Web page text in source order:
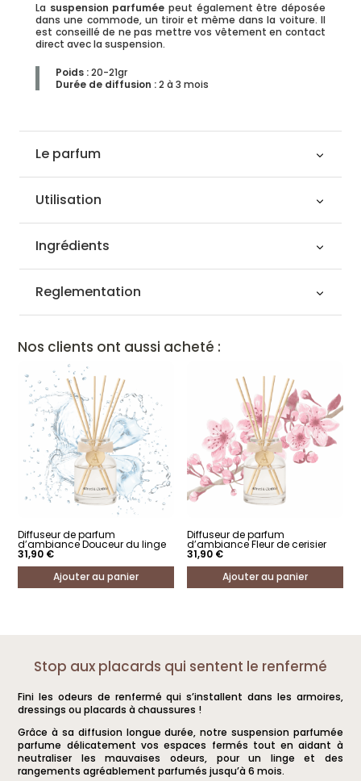
La suspension parfumée peut également être déposée
dans une commode, un tiroir et même dans la voiture. Il
est conseillé de ne pas mettre vos vêtement en contact
direct avec la suspension.
Poids :20-21gr
Durée de diffusion :2 à 3 mois
Le parfum
Utilisation
Ingrédients
Reglementation
Nos clients ont aussi acheté :
Diffuseur de parfum
d’ambiance Douceur du linge
31,90 €
Ajouter au panier
Diffuseur de parfum
d’ambiance Fleur de cerisier
31,90 €
Ajouter au panier
Stop aux placards qui sentent le renfermé
Fini les odeurs de renfermé qui s’installent dans les armoires,
dressings ou placards à chaussures !
Grâce à sa diffusion longue durée, notre suspension parfumée
parfume délicatement vos espaces fermés tout en aidant à
neutraliser les mauvaises odeurs, pour un linge et des
rangements agréablement parfumés jusqu’à 6 mois.